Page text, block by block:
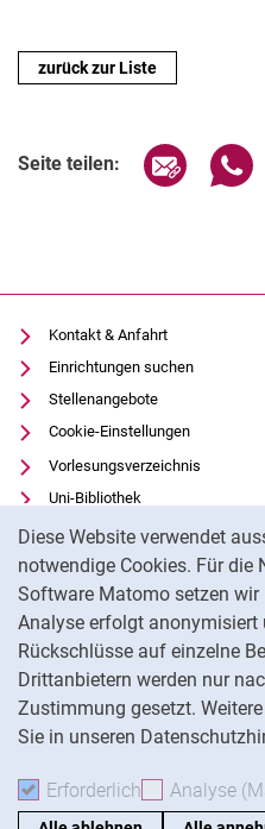
Diese Website verwendet
notwendige Cookies. Für die
Software Matomo setzen wir
Analyse erfolgt anonymisiert
Rückschlüsse auf einzelne
Drittanbietern werden nur
Zustimmung gesetzt.
Sie in unseren
Erforderlich Erforderliche
Analyse
zurück zur Liste
Seite teilen: Seite
Kontakt & Anfahrt
Einrichtungen suchen
Stellenangebote
Cookie-Einstellungen
Vorlesungsverzeichnis
Uni-Bibliothek
Moodle
Panopto
Datenschutz
Barrierefreiheit
Transparenter KI-Einsatz